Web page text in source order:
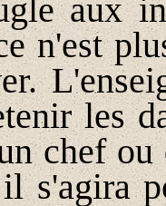
aux
n'est
les
chef ou
s'agira